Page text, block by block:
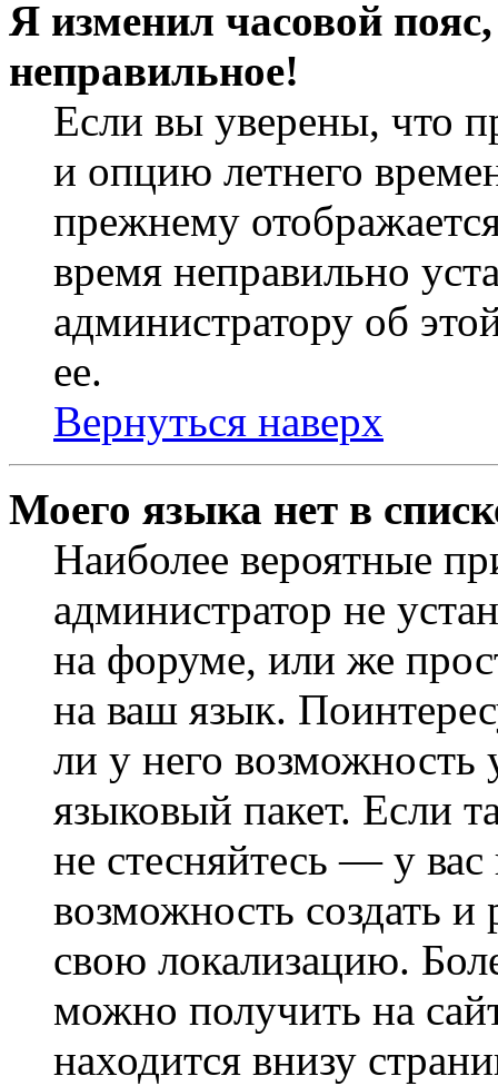
Я изменил часовой
неправильное!
Если вы уверены, что
и опцию летнего
прежнему
время неправильно
администратору об
ее.
Вернуться наверх
Моего языка нет в
Наиболее вероятные
администратор не
на форуме, или же
на ваш язык.
ли у него
языковый пакет. Если
не стесняйтесь — у вас
возможность создать
свою локализацию.
можно получить на
находится внизу